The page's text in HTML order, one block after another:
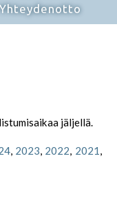
Yhteydenotto
jäljellä.
, 2023 2022 2021